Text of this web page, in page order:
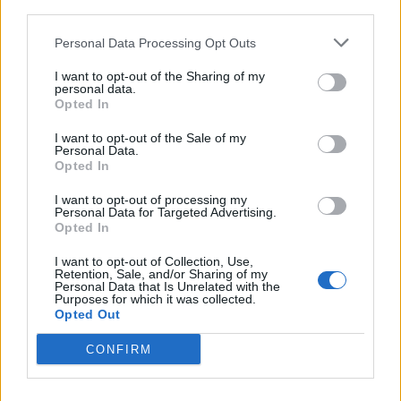
Personal Data Processing Opt Outs
I want to opt-out of the Sharing of my
personal data.
Opted In
I want to opt-out of the Sale of my
Personal Data.
Opted In
I want to opt-out of processing my
Personal Data for Targeted Advertising.
Opted In
I want to opt-out of Collection, Use,
Retention, Sale, and/or Sharing of my
Personal Data that Is Unrelated with the
Purposes for which it was collected.
Opted Out
CONFIRM
70-të, Steve Hanke:
Shqiptarët vijojnë revoltën
Rama duhet të largohet
banesën e 72-vjeçarit në
Tufinë, në kërkim tre